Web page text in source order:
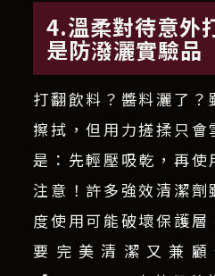
4.溫柔對待意
是防潑灑實驗品
打翻飲料？醬料灑了
擦拭，但用力搓揉只
是：先輕壓吸乾，再使
注意！許多強效清潔劑
度使用可能破壞保護
要完美清潔又兼